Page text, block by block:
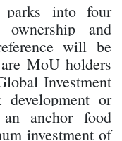
parks into four
and
will be
MoU holders
Investment
or
anchor food
investment of